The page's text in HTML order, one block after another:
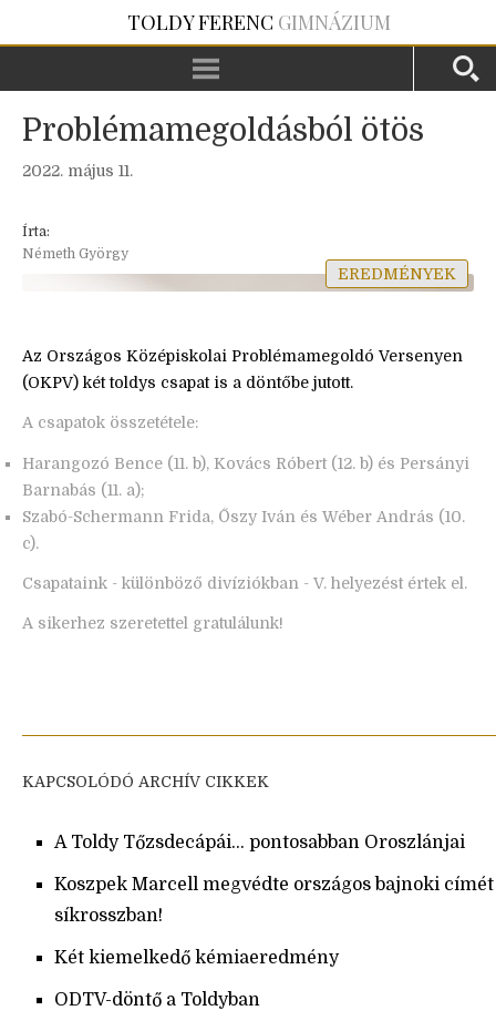
TOLDY FERENC GIMNÁZIUM
Problémamegoldásból ötös
2022. május 11.
Írta:
Németh György
EREDMÉNYEK
Az Országos Középiskolai Problémamegoldó Versenyen
(OKPV) két toldys csapat is a döntőbe jutott.
A csapatok összetétele:
Harangozó Bence (11. b), Kovács Róbert (12. b) és Persányi
Barnabás (11. a);
Szabó-Schermann Frida, Őszy Iván és Wéber András (10.
c).
Csapataink - különböző divíziókban - V. helyezést értek el.
A sikerhez szeretettel gratulálunk!
KAPCSOLÓDÓ ARCHÍV CIKKEK
A Toldy Tőzsdecápái… pontosabban Oroszlánjai
Koszpek Marcell megvédte országos bajnoki címét
síkrosszban!
Két kiemelkedő kémiaeredmény
ODTV-döntő a Toldyban